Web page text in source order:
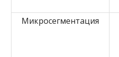
Микросегментация